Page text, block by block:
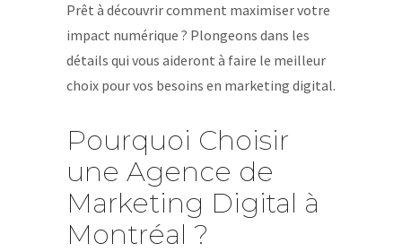
Prêt à découvrir comment maximiser votre
impact numérique ? Plongeons dans les
détails qui vous aideront à faire le meilleur
choix pour vos besoins en marketing digital.
Pourquoi Choisir
une Agence de
Marketing Digital à
Montréal ?